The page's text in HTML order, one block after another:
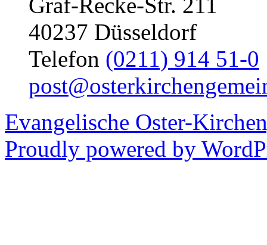
40237 Düsseldorf
Telefon (0211) 914 51-0
Evangelische Oster-
Proudly powered by